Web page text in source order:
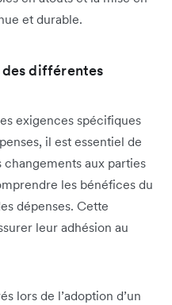
et durable.
différentes
exigences spécifiques
il est essentiel de
changements aux parties
les bénéfices du
dépenses. Cette
leur adhésion au
lors de l’adoption d’un